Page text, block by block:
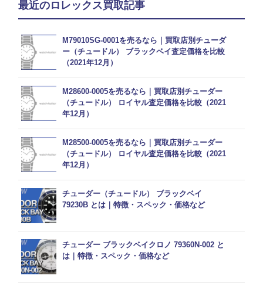
最近のロレックス買取記事
M79010SG-0001を売るなら｜買取店別チューダ
ー（チュードル） ブラックベイ査定価格を比較
（2021年12月）
M28600-0005を売るなら｜買取店別チューダー
（チュードル） ロイヤル査定価格を比較（2021
年12月）
M28500-0005を売るなら｜買取店別チューダー
（チュードル） ロイヤル査定価格を比較（2021
年12月）
チューダー（チュードル） ブラックベイ
79230B とは｜特徴・スペック・価格など
チューダー ブラックベイクロノ 79360N-002 と
は｜特徴・スペック・価格など